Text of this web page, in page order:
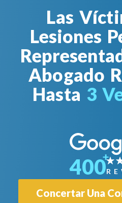
Las
Lesiones
Abogado
Hasta 3
Concertar Una
400